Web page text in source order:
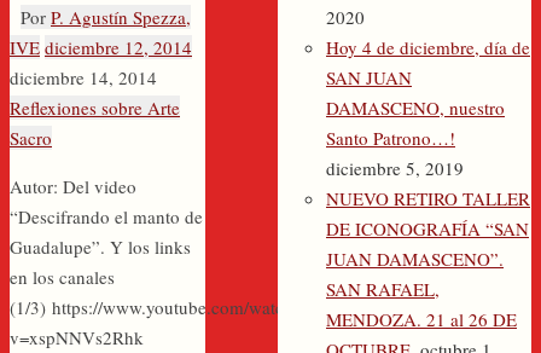
Por P. Agustín Spezza,
IVE diciembre 12, 2014
diciembre 14, 2014
Reflexiones sobre Arte
Sacro
Autor: Del video
“Descifrando el manto de
Guadalupe”. Y los links
en los canales
(1/3) https://www.youtube.com/watch?
v=xspNNVs2Rhk
2020
Hoy 4 de diciembre, día de
SAN JUAN
DAMASCENO, nuestro
Santo Patrono…!
diciembre 5, 2019
NUEVO RETIRO TALLER
DE ICONOGRAFÍA “SAN
JUAN DAMASCENO”.
SAN RAFAEL,
MENDOZA. 21 al 26 DE